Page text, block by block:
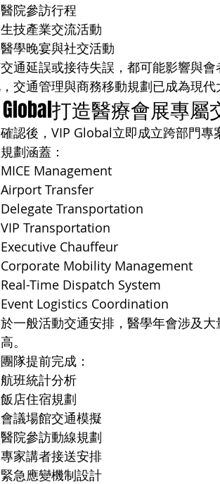
醫院參訪行程
生技產業交流活動
醫學晚宴與社交活動
通延誤或接待失誤，都可能影響與
交通管理與商務移動規劃已成為現
Global打造醫療會展專
認後，VIP Global立即成立跨部門專
劃涵蓋：
MICE Management
Airport Transfer
Delegate Transportation
VIP Transportation
Executive Chauffeur
Corporate Mobility Management
Real-Time Dispatch System
Event Logistics Coordination
一般活動交通安排，醫學年會涉及
。
隊提前完成：
航班統計分析
飯店住宿規劃
會議場館交通模擬
醫院參訪動線規劃
專家講者接送安排
緊急應變機制設計